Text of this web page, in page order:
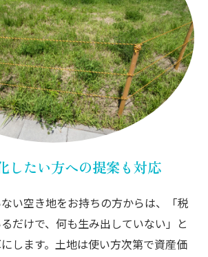
したい方への提案も対応
い空き地をお持ちの方からは、「税
だけで、何も生み出していない」と
します。土地は使い方次第で資産価